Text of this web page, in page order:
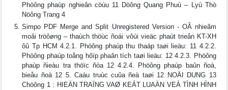
Phöông phaùp nghieân cöùu 11 Döông Quang Phuù – Lyù Thò
Nöông Trang 4
Simpo PDF Merge and Split Unregistered Version - OÂ nhieãm
moâi tröôøng – thaùch thöùc ñoái vôùi vieäc phaùt trieån KT-XH
ôû Tp HCM 4.2.1. Phöông phaùp thu thaäp taøi lieäu: 11 4.2.2.
Phöông phaùp toång hôïp phaân tích taøi lieäu: 12 4.2.3. Phöông
phaùp ñieàu tra thöïc ñòa 12 4.2.4. Phöông phaùp baûn ñoà,
bieåu ñoà 12 5. Caáu truùc cuûa ñeà taøi 12 NOÄI DUNG 13
Chöông 1 : HIEÄN TRAÏNG VAØ KEÁT LUAÄN VEÀ TÌNH HÌNH